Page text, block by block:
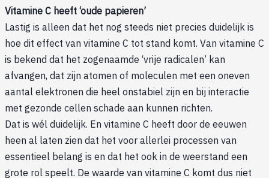
Vitamine C heeft ‘oude papieren’
Lastig is alleen dat het nog steeds niet precies duidelijk is
hoe dit effect van vitamine C tot stand komt. Van vitamine C
is bekend dat het zogenaamde ‘vrije radicalen’ kan
afvangen, dat zijn atomen of moleculen met een oneven
aantal elektronen die heel onstabiel zijn en bij interactie
met gezonde cellen schade aan kunnen richten.
Dat is wél duidelijk. En vitamine C heeft door de eeuwen
heen al laten zien dat het voor allerlei processen van
essentieel belang is en dat het ook in de weerstand een
grote rol speelt. De waarde van vitamine C komt dus niet